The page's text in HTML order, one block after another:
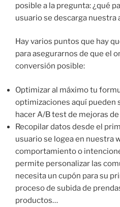
posible a la pregunta: ¿qué
usuario se descarga nuestra
Hay varios puntos que hay
para asegurarnos de que el
conversión posible:
Optimizar al máximo tu
optimizaciones aquí pueden
hacer A/B test de mejoras
Recopilar datos desde el
usuario se logea en nuestra
comportamiento o
permite personalizar las
necesita un cupón para su
proceso de subida de
productos…